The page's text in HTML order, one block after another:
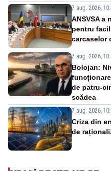
7 aug. 2026,
ANSVSA a
pentru
carcaselor
7 aug. 2026,
Bolojan:
de patru-
scădea
7 aug. 2026,
Criza din
de